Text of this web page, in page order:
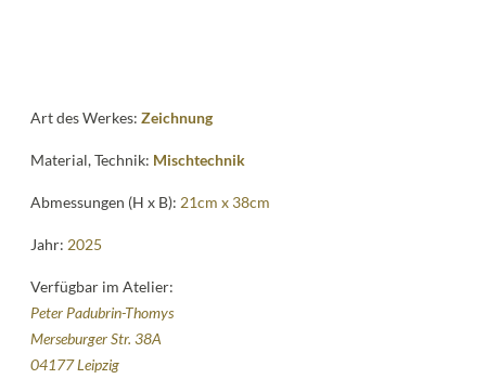
Art des Werkes:Zeichnung
Material, Technik: Mischtechnik
Abmessungen (H x B): 21cm x 38cm
Jahr: 2025
Verfügbar im Atelier:
Peter Padubrin-Thomys
Merseburger Str. 38A
04177 Leipzig